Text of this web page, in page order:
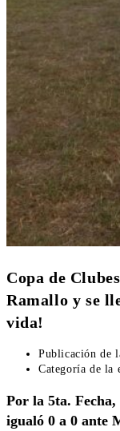
Copa de
Ramallo y se
vida!
Publicación de
Categoría de la
Por la 5ta.
igualó 0 a 0 ante